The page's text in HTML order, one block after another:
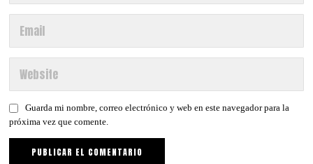
Guarda mi nombre, correo electrónico y web en este navegador para la
próxima vez que comente.